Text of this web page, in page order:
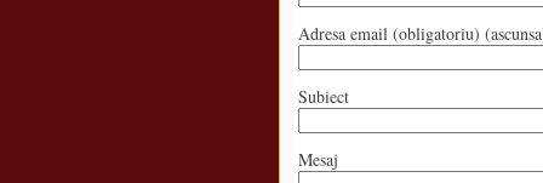
Adresa email (obligatoriu)
Subiect
Mesaj